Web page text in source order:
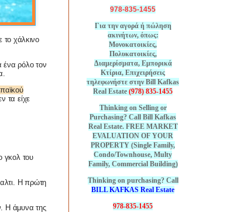
το χάλκινο
ρόλο τον
τα είχε
γκολ του
Η πρώτη
Η άμυνα της
978-835-1455
Για την αγορά ή πώληση
ακινήτων, όπως:
Μονοκατοικίες,
Πολυκατοικίες,
Διαμερίσματα, Εμπορικά
Κτίρια, Επιχειρήσεις
τηλεφωνήστε στην Bill Kafkas
Real Estate (978) 835-1455
Thinking on Selling or
Purchasing? Call Bill Kafkas
Real Estate. FREE MARKET
EVALUATION OF YOUR
PROPERTY (Single Family,
Condo/Townhouse, Multy
Family, Commercial Building)
Thinking on purchasing? Call
BILL KAFKAS Real Estate
978-835-1455